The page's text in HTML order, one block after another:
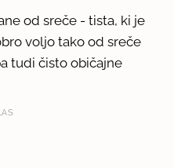
od sreče - tista, ki je
voljo tako od sreče
tudi čisto običajne